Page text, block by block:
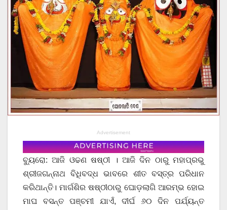
Advertisement
ବ୍ୟୁରୋ: ଆଜି ଓଢଣ ଷଷ୍ଠୀ । ଆଜି ଦିନ ଠାରୁ ମହାପ୍ରଭୁ
ଶ୍ରୀଜଗନ୍ନାଥ ବିଧିବଦ୍ଧ ଭାବରେ ଶୀତ ବସ୍ତ୍ର ପରିଧାନ
କରିଥାନ୍ତି। ମାର୍ଗଶିର ଷଷ୍ଠୀଠାରୁ ଘୋଡ଼ଲାଗି ଆରମ୍ଭ ହୋଇ
ମାଘ ବସନ୍ତ ପଞ୍ଚମୀ ଯାଏଁ, ଦୀର୍ଘ ୬୦ ଦିନ ପର୍ଯ୍ୟନ୍ତ